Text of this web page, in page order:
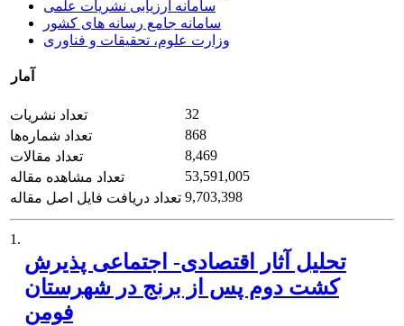
سامانه ارزیابی نشریات علمی
سامانه جامع رسانه های کشور
وزارت علوم، تحقیقات و فناوری
آمار
تعداد نشریات
32
تعداد شماره‌ها
868
تعداد مقالات
8,469
تعداد مشاهده مقاله
53,591,005
تعداد دریافت فایل اصل مقاله 9,703,398
1.
تحلیل آثار اقتصادی- اجتماعی پذیرش
کشت دوم پس از برنج در شهرستان
فومن